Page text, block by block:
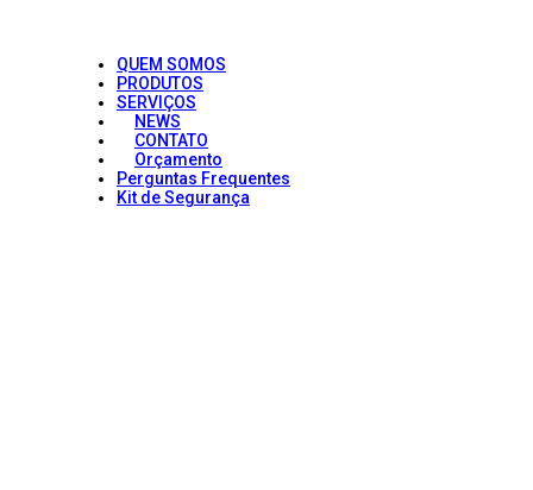
QUEM SOMOS
PRODUTOS
SERVIÇOS
NEWS
CONTATO
Orçamento
Perguntas Frequentes
Kit de Segurança